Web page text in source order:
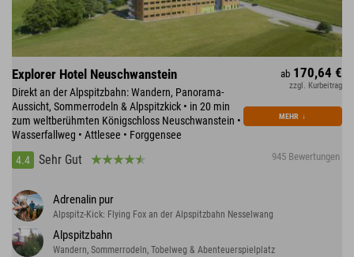
Explorer Hotel Neuschwanstein
Direkt an der Alpspitzbahn: Wandern, Panorama-
Aussicht, Sommerrodeln & Alpspitzkick • in 20 min
zum weltberühmten Königschloss Neuschwanstein •
Wasserfallweg • Attlesee • Forggensee
4.4
Sehr Gut 945 Bewertungen
ab 170,64 €
zzgl. Kurbeitrag
MEHR ↓
Adrenalin pur
Alpspitz-Kick: Flying Fox an der Alpspitzbahn Nesselwang
Alpspitzbahn
Wandern, Sommerrodeln, Tobelweg & Abenteuerspielplatz